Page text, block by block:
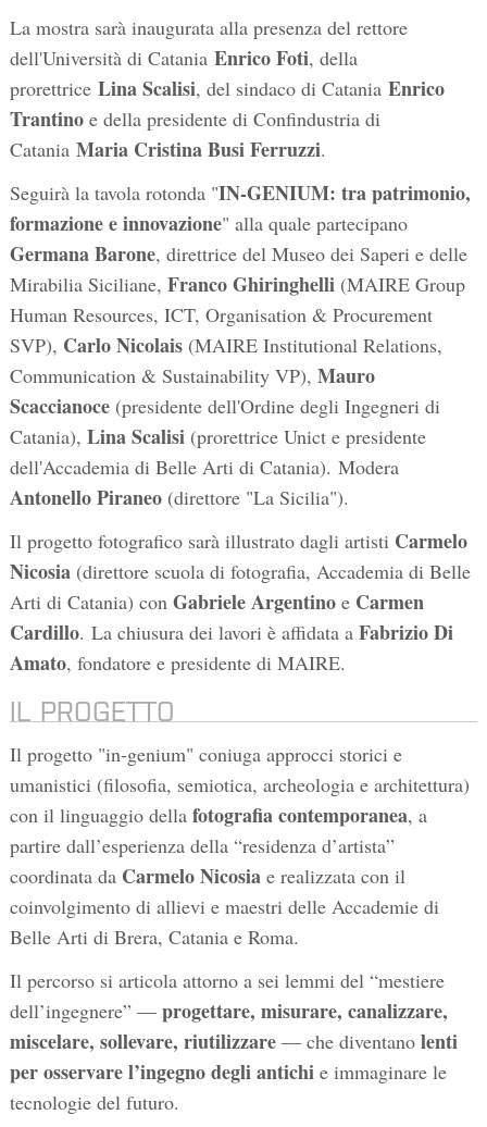
La mostra sarà inaugurata alla presenza del rettore
dell'Università di Catania Enrico Foti, della
prorettrice Lina Scalisi, del sindaco di Catania Enrico
Trantinoe della presidente di Confindustria di
Catania Maria Cristina Busi Ferruzzi.
Seguirà la tavola rotonda "IN-GENIUM: tra patrimonio,
formazione e innovazione" alla quale partecipano
Germana Barone, direttrice del Museo dei Saperi e delle
Mirabilia Siciliane, Franco Ghiringhelli (MAIRE Group
Human Resources, ICT, Organisation & Procurement
SVP), Carlo Nicolais(MAIRE Institutional Relations,
Communication & Sustainability VP), Mauro
Scaccianoce(presidente dell'Ordine degli Ingegneri di
Catania), Lina Scalisi (prorettrice Unict e presidente
dell'Accademia di Belle Arti di Catania). Modera
Antonello Piraneo(direttore "La Sicilia").
Il progetto fotografico sarà illustrato dagli artisti Carmelo
Nicosia(direttore scuola di fotografia, Accademia di Belle
Arti di Catania) con Gabriele Argentinoe Carmen
Cardillo. La chiusura dei lavori è affidata a Fabrizio Di
Amato, fondatore e presidente di MAIRE.
IL PROGETTO
Il progetto "in-genium" coniuga approcci storici e
umanistici (filosofia, semiotica, archeologia e architettura)
con il linguaggio della fotografia contemporanea, a
partire dall’esperienza della “residenza d’artista”
coordinata da Carmelo Nicosia e realizzata con il
coinvolgimento di allievi e maestri delle Accademie di
Belle Arti di Brera, Catania e Roma.
Il percorso si articola attorno a sei lemmi del “mestiere
dell’ingegnere” — progettare, misurare, canalizzare,
miscelare, sollevare, riutilizzare— che diventano lenti
per osservare l’ingegno degli antichi e immaginare le
tecnologie del futuro.